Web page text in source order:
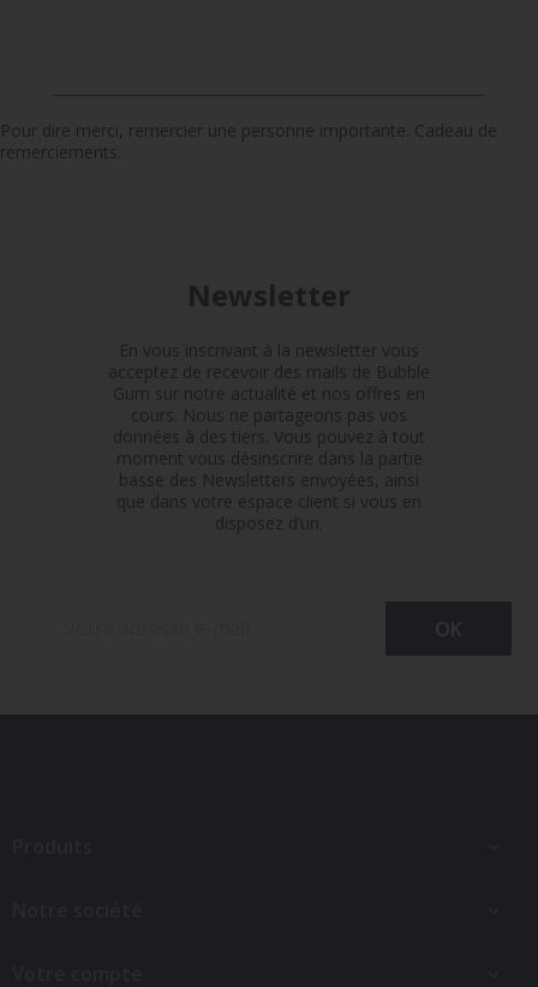
Pour dire merci, remercier une personne importante. Cadeau de
remerciements.
Newsletter
En vous inscrivant à la newsletter vous
acceptez de recevoir des mails de Bubble
Gum sur notre actualité et nos offres en
cours. Nous ne partageons pas vos
données à des tiers. Vous pouvez à tout
moment vous désinscrire dans la partie
basse des Newsletters envoyées, ainsi
que dans votre espace client si vous en
disposez d’un.